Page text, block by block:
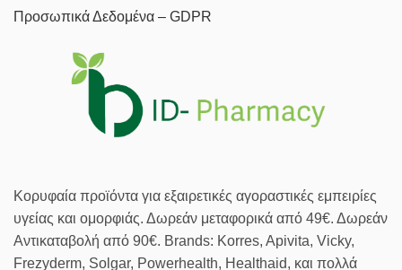
Προσωπικά Δεδομένα – GDPR
Κορυφαία προϊόντα για εξαιρετικές αγοραστικές εμπειρίες
υγείας και ομορφιάς. Δωρεάν μεταφορικά από 49€. Δωρεάν
Αντικαταβολή από 90€. Brands: Korres, Apivita, Vicky,
Frezyderm, Solgar, Powerhealth, Healthaid, και πολλά